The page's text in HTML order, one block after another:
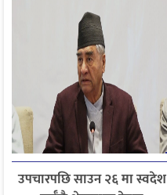
उपचारपछि साउन २६ मा स्वदेश